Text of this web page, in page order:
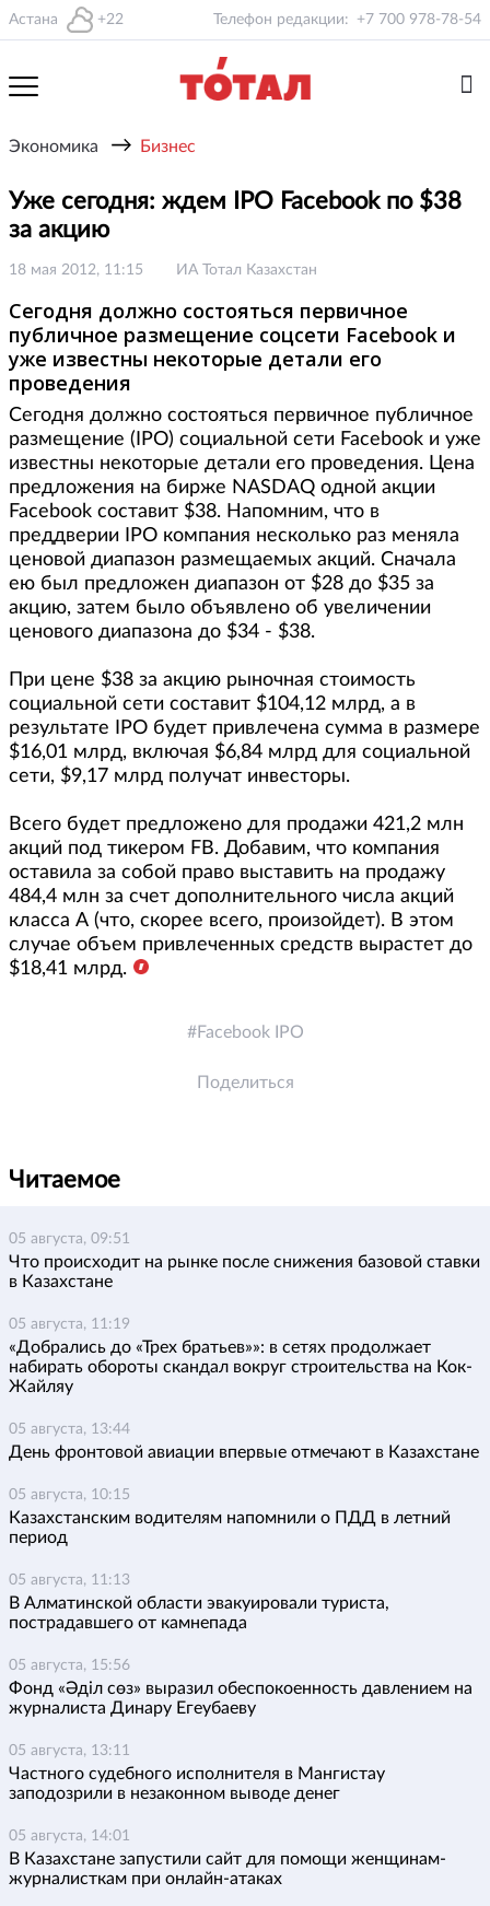
Астана +22 Телефон редакции: +7 700 978-78-54
Экономика → Бизнес
Уже сегодня: ждем IPO Facebook по $38
за акцию
18 мая 2012, 11:15 ИА Тотал Казахстан
Сегодня должно состояться первичное
публичное размещение соцсети Facebook и
уже известны некоторые детали его
проведения
Сегодня должно состояться первичное публичное
размещение (IPO) социальной сети Facebook и уже
известны некоторые детали его проведения. Цена
предложения на бирже NASDAQ одной акции
Facebook составит $38. Напомним, что в
преддверии IPO компания несколько раз меняла
ценовой диапазон размещаемых акций. Сначала
ею был предложен диапазон от $28 до $35 за
акцию, затем было объявлено об увеличении
ценового диапазона до $34 - $38.
При цене $38 за акцию рыночная стоимость
социальной сети составит $104,12 млрд, а в
результате IPO будет привлечена сумма в размере
$16,01 млрд, включая $6,84 млрд для социальной
сети, $9,17 млрд получат инвесторы.
Всего будет предложено для продажи 421,2 млн
акций под тикером FB. Добавим, что компания
оставила за собой право выставить на продажу
484,4 млн за счет дополнительного числа акций
класса А (что, скорее всего, произойдет). В этом
случае объем привлеченных средств вырастет до
$18,41 млрд.
Facebook IPO
Поделиться
Читаемое
05 августа, 09:51
Что происходит на рынке после снижения базовой ставки
в Казахстане
05 августа, 11:19
«Добрались до «Трех братьев»»: в сетях продолжает
набирать обороты скандал вокруг строительства на Кок-
Жайляу
05 августа, 13:44
День фронтовой авиации впервые отмечают в Казахстане
05 августа, 10:15
Казахстанским водителям напомнили о ПДД в летний
период
05 августа, 11:13
В Алматинской области эвакуировали туриста,
пострадавшего от камнепада
05 августа, 15:56
Фонд «Әділ сөз» выразил обеспокоенность давлением на
журналиста Динару Егеубаеву
05 августа, 13:11
Частного судебного исполнителя в Мангистау
заподозрили в незаконном выводе денег
05 августа, 14:01
В Казахстане запустили сайт для помощи женщинам-
журналисткам при онлайн-атаках